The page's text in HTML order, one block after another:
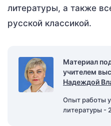
литературы, а также
русской классикой.
Материал
учителем
Надеждой
Опыт работы
литературы -